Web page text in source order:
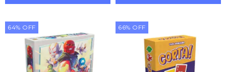
64% OFF 66% OFF